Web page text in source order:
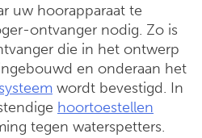
uw hoorapparaat te
ontvanger nodig. Zo is
die in het ontwerp
en onderaan het
wordt bevestigd. In
hoortoestellen
tegen waterspetters.